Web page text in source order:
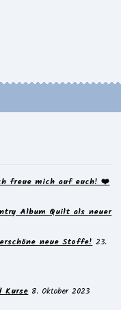
freue mich auf euch! ❤️
Album Quilt als neuer
neue Stoffe! 23.
Kurse 8. Oktober 2023